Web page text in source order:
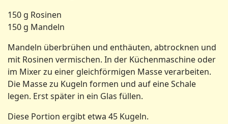
150 g Rosinen
150 g Mandeln
Mandeln überbrühen und ent­häuten, abtrocknen und
mit Rosinen vermischen. In der Küchenmaschine oder
im Mixer zu einer gleichförmigen Masse verarbeiten.
Die Masse zu Kugeln formen und auf eine Schale
legen. Erst später in ein Glas füllen.
Diese Portion ergibt etwa 45 Kugeln.